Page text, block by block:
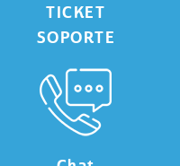
TICKET
SOPORTE